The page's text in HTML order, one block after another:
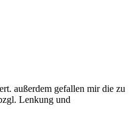
außerdem gefallen mir die zu
Lenkung und